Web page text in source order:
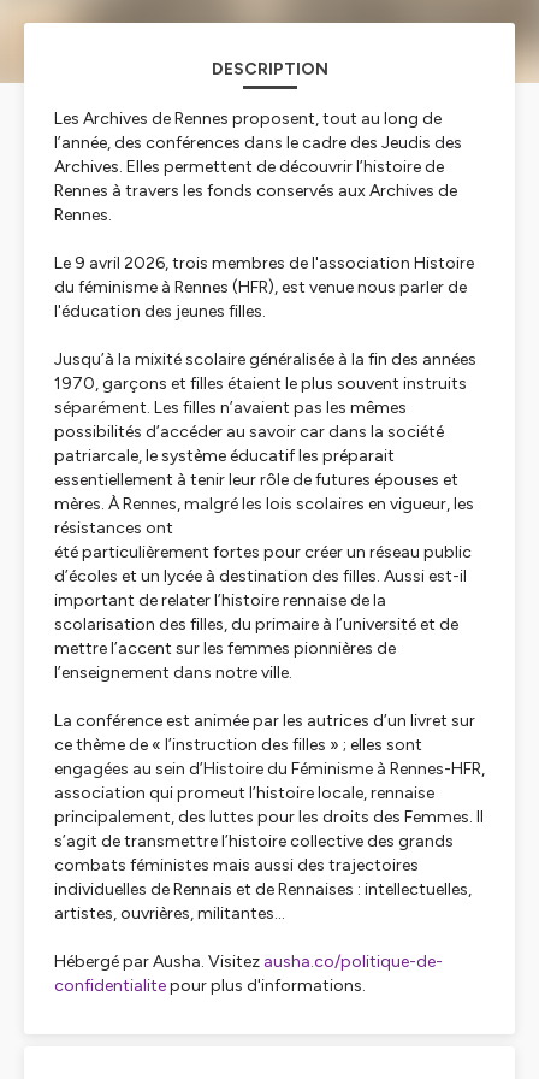
DESCRIPTION
Les Archives de Rennes proposent, tout au long de
l’année, des conférences dans le cadre des Jeudis des
Archives. Elles permettent de découvrir l’histoire de
Rennes à travers les fonds conservés aux Archives de
Rennes.
Le 9 avril 2026, trois membres de l'association Histoire
du féminisme à Rennes (HFR), est venue nous parler de
l'éducation des jeunes filles.
Jusqu’à la mixité scolaire généralisée à la fin des années
1970, garçons et filles étaient le plus souvent instruits
séparément. Les filles n’avaient pas les mêmes
possibilités d’accéder au savoir car dans la société
patriarcale, le système éducatif les préparait
essentiellement à tenir leur rôle de futures épouses et
mères. À Rennes, malgré les lois scolaires en vigueur, les
résistances ont
été particulièrement fortes pour créer un réseau public
d’écoles et un lycée à destination des filles. Aussi est-il
important de relater l’histoire rennaise de la
scolarisation des filles, du primaire à l’université et de
mettre l’accent sur les femmes pionnières de
l’enseignement dans notre ville.
La conférence est animée par les autrices d’un livret sur
ce thème de « l’instruction des filles » ; elles sont
engagées au sein d’Histoire du Féminisme à Rennes-HFR,
association qui promeut l’histoire locale, rennaise
principalement, des luttes pour les droits des Femmes. Il
s’agit de transmettre l’histoire collective des grands
combats féministes mais aussi des trajectoires
individuelles de Rennais et de Rennaises : intellectuelles,
artistes, ouvrières, militantes...
Hébergé par Ausha. Visitez ausha.co/politique-de-
confidentialitepour plus d'informations.